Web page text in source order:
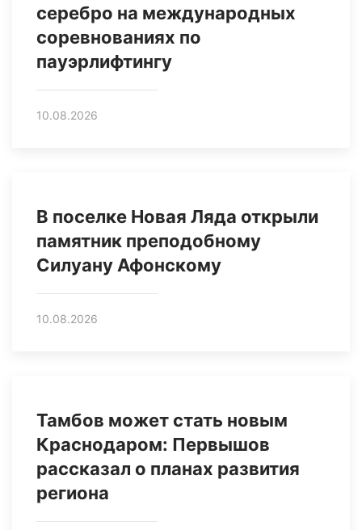
серебро на международных
соревнованиях по
пауэрлифтингу
10.08.2026
В поселке Новая Ляда открыли
памятник преподобному
Силуану Афонскому
10.08.2026
Тамбов может стать новым
Краснодаром: Первышов
рассказал о планах развития
региона